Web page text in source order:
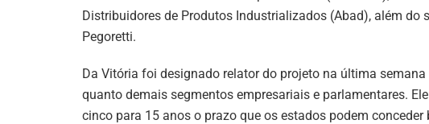
Distribuidores de Produtos Industrializados (Abad), além do
Pegoretti.
Da Vitória foi designado relator do projeto na última
quanto demais segmentos empresariais e parlamentares.
cinco para 15 anos o prazo que os estados podem